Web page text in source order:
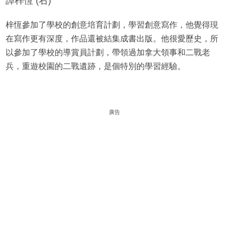
梓恆參加了學校的創意培育計劃，學習創意寫作，他覺得現
在寫作更有深度，作品還被結集成書出版。他很愛歷史，所
以參加了學校的導賞員計劃，帶領過加拿大領事和二戰老
兵，重遊校園的二戰遺跡，是個特別的學習經驗。
廣告